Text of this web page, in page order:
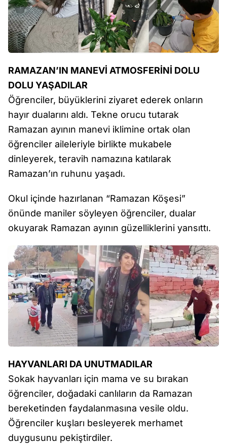
RAMAZAN’IN MANEVİ ATMOSFERİNİ DOLU
DOLU YAŞADILAR
Öğrenciler, büyüklerini ziyaret ederek onların
hayır dualarını aldı. Tekne orucu tutarak
Ramazan ayının manevi iklimine ortak olan
öğrenciler aileleriyle birlikte mukabele
dinleyerek, teravih namazına katılarak
Ramazan’ın ruhunu yaşadı.
Okul içinde hazırlanan “Ramazan Köşesi”
önünde maniler söyleyen öğrenciler, dualar
okuyarak Ramazan ayının güzelliklerini yansıttı.
HAYVANLARI DA UNUTMADILAR
Sokak hayvanları için mama ve su bırakan
öğrenciler, doğadaki canlıların da Ramazan
bereketinden faydalanmasına vesile oldu.
Öğrenciler kuşları besleyerek merhamet
duygusunu pekiştirdiler.